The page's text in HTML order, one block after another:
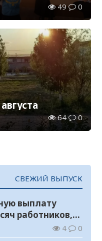
году
49 0
64 0
СВЕЖИЙ ВЫПУСК
выплату
работников,
труда4 0